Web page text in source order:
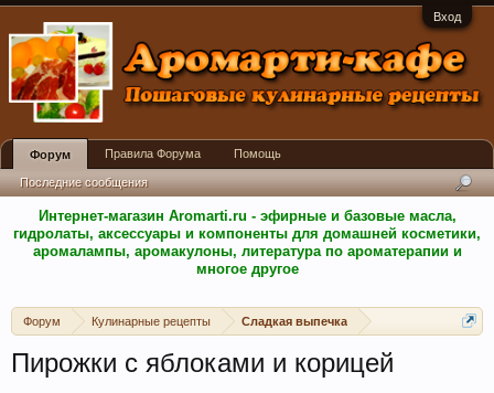
Вход
Интернет-магазин Aromarti.ru - эфирные и базовые масла,
гидролаты, аксессуары и компоненты для домашней косметики,
аромалампы, аромакулоны, литература по ароматерапии и
многое другое
Форум Кулинарные рецепты Сладкая выпечка
Пирожки с яблоками и корицей
Форум
Последние сообщения
Правила Форума Помощь